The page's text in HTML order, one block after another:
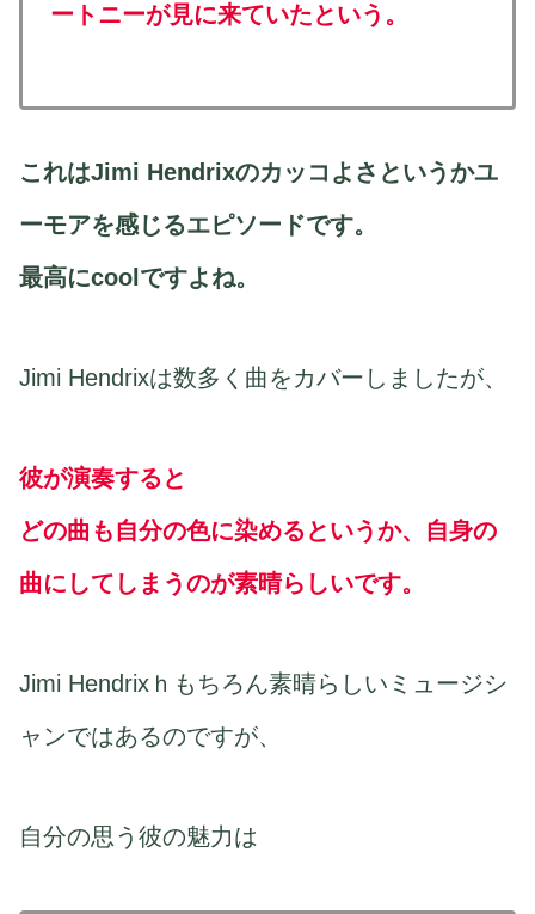
ートニーが見に来ていたという。
これはJimi Hendrixのカッコよさというかユ
ーモアを感じるエピソードです。
最高にcoolですよね。
Jimi Hendrixは数多く曲をカバーしましたが、
彼が演奏すると
どの曲も自分の色に染めるというか、自身の
曲にしてしまうのが素晴らしいです。
Jimi Hendrixｈもちろん素晴らしいミュージシ
ャンではあるのですが、
自分の思う彼の魅力は